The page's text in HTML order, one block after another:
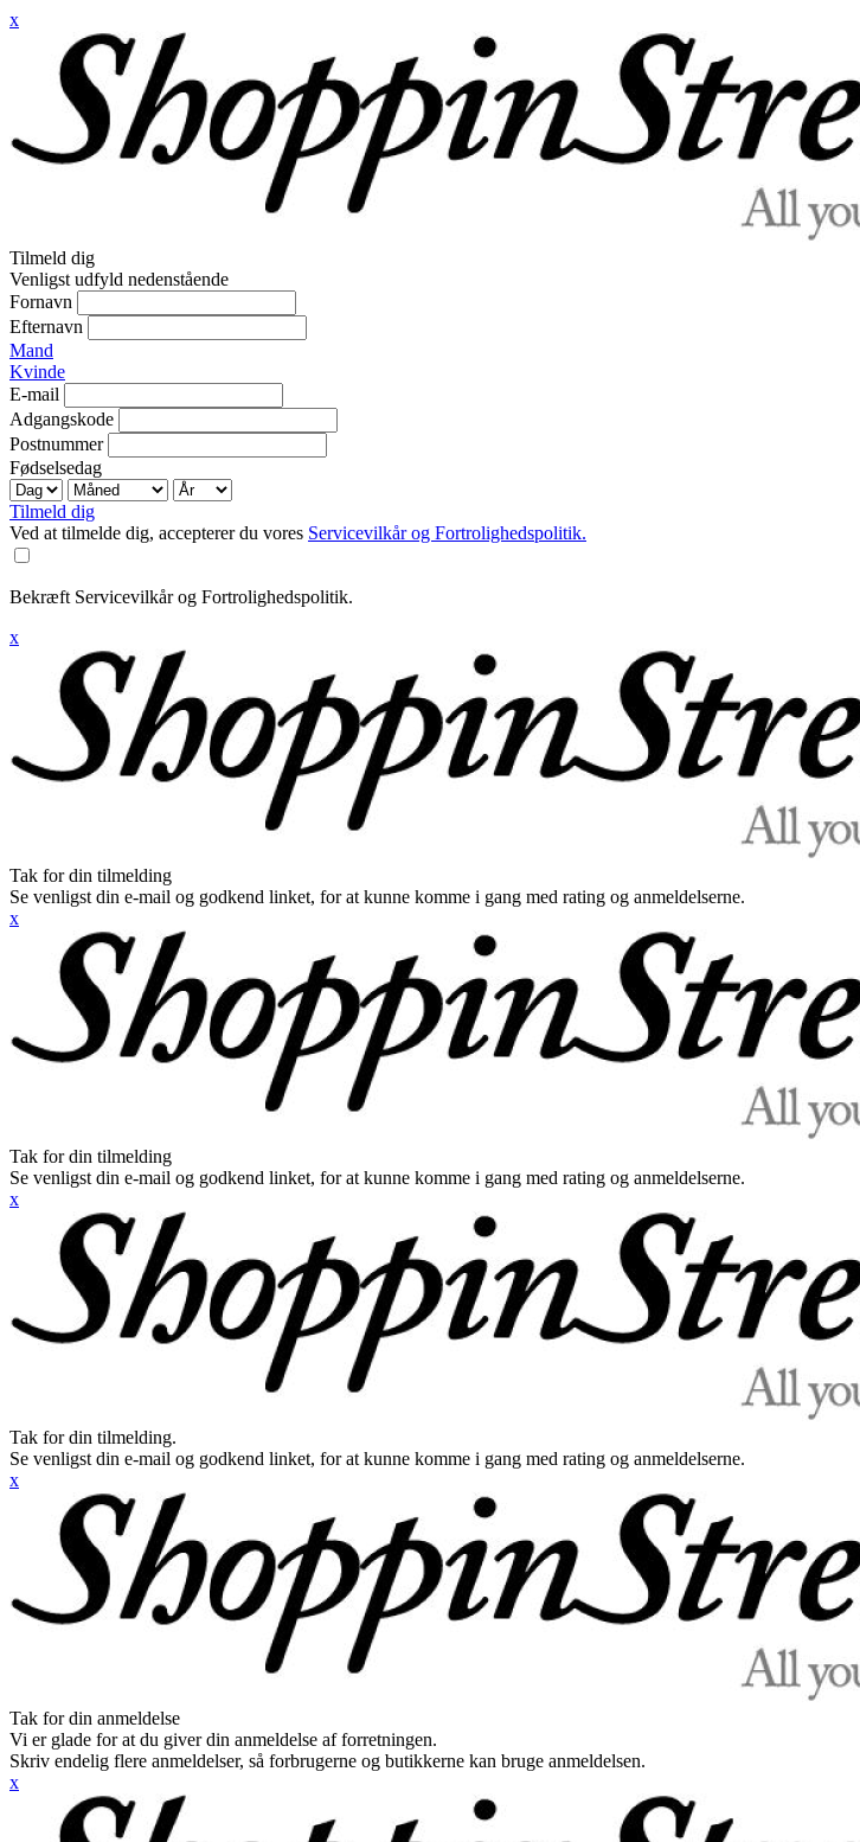
x
Tilmeld dig
Venligst udfyld nedenstående
Fornavn
Efternavn
Mand
Kvinde
E-mail
Adgangskode
Postnummer
Fødselsedag
Tilmeld dig
Ved at tilmelde dig, accepterer du vores Servicevilkår og Fortrolighedspolitik.
Bekræft Servicevilkår og Fortrolighedspolitik.
x
Tak for din tilmelding
Se venligst din e-mail og godkend linket, for at kunne komme i gang med rating og anmeldelserne.
x
Tak for din tilmelding
Se venligst din e-mail og godkend linket, for at kunne komme i gang med rating og anmeldelserne.
x
Tak for din tilmelding.
Se venligst din e-mail og godkend linket, for at kunne komme i gang med rating og anmeldelserne.
x
Tak for din anmeldelse
Vi er glade for at du giver din anmeldelse af forretningen.
Skriv endelig flere anmeldelser, så forbrugerne og butikkerne kan bruge anmeldelsen.
x